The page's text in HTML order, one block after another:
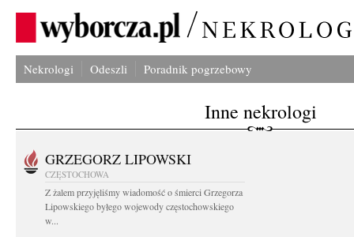
Nekrologi Odeszli Poradnik pogrzebowy
Inne nekrologi
GRZEGORZ LIPOWSKI
CZĘSTOCHOWA
Z żalem przyjęliśmy wiadomość o śmierci Grzegorza
Lipowskiego byłego wojewody częstochowskiego
w...